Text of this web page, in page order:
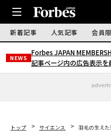
新着記事 人気記事 会員
NEWS
Forbes JAPAN
記事ページ内の広告表示を
トップ サイエンス
羽毛の生え